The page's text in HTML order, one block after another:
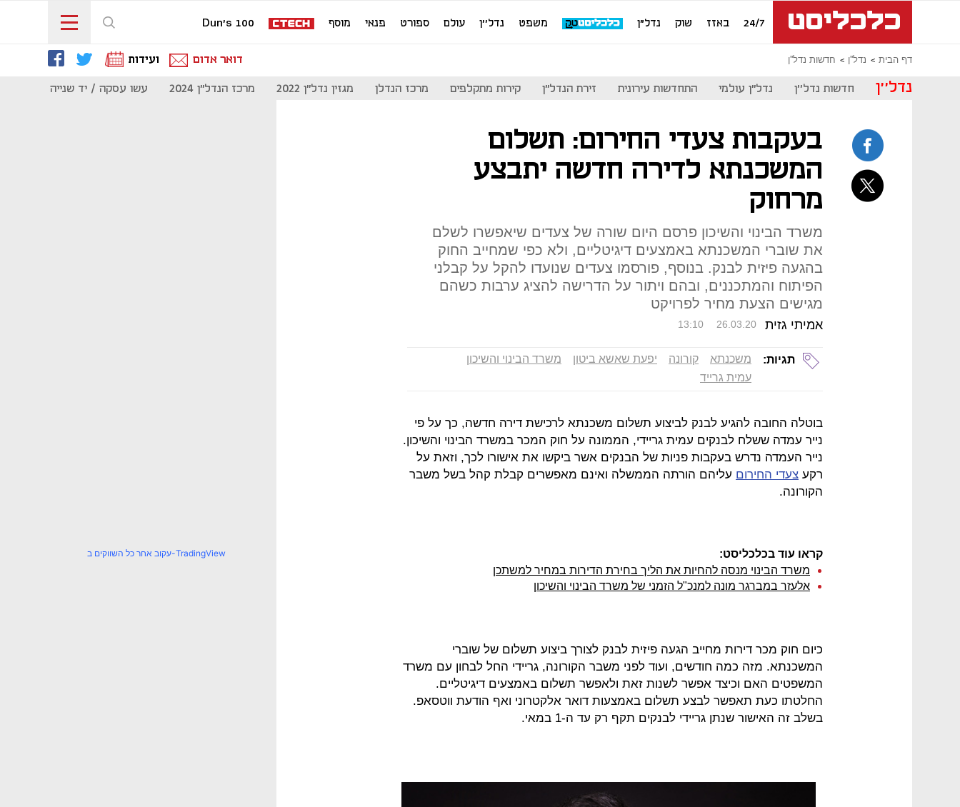
24/7 באזז שוק נדל"ן משפט נדל''ן עולם ספורט פנאי מוסף Dun's 100
דף הבית נדל''ן חדשות נדל''ן דואר אדום ועידות
נדל''ן חדשות נדל''ן נדל"ן עולמי התחדשות עירונית זירת הנדל"ן קירות מתקלפים מרכז הנדלן מגזין נדל"ן 2022 מרכז הנדל"ן 2024 עשו עסקה / יד שנייה
בעקבות צעדי החירום: תשלום
המשכנתא לדירה חדשה יתבצע
מרחוק
משרד הבינוי והשיכון פרסם היום שורה של צעדים שיאפשרו לשלם
את שוברי המשכנתא באמצעים דיגיטליים, ולא כפי שמחייב החוק
בהגעה פיזית לבנק. בנוסף, פורסמו צעדים שנועדו להקל על קבלני
הפיתוח והמתכננים, ובהם ויתור על הדרישה להציג ערבות כשהם
מגישים הצעת מחיר לפרויקט
אמיתי גזית 13:10 26.03.20
תגיות: משכנתא קורונה יפעת שאשא ביטון
משרד הבינוי והשיכון
עמית גרייד
בוטלה החובה להגיע לבנק לביצוע תשלום משכנתא לרכישת דירה חדשה, כך על פי
נייר עמדה ששלח לבנקים עמית גריידי, הממונה על חוק המכר במשרד הבינוי והשיכון.
נייר העמדה נדרש בעקבות פניות של הבנקים אשר ביקשו את אישורו לכך, וזאת על
רקע צעדי החירום עליהם הורתה הממשלה ואינם מאפשרים קבלת קהל בשל משבר
הקורונה.
קראו עוד בכלכליסט:
משרד הבינוי מנסה להחיות את הליך בחירת הדירות במחיר למשתכן
אלעזר במברגר מונה למנכ"ל הזמני של משרד הבינוי והשיכון
כיום חוק מכר דירות מחייב הגעה פיזית לבנק לצורך ביצוע תשלום של שוברי
המשכנתא. מזה כמה חודשים, ועוד לפני משבר הקורונה, גריידי החל לבחון עם משרד
המשפטים האם וכיצד אפשר לשנות זאת ולאפשר תשלום באמצעים דיגיטליים.
החלטתו כעת תאפשר לבצע תשלום באמצעות דואר אלקטרוני ואף הודעת ווטסאפ.
בשלב זה האישור שנתן גריידי לבנקים תקף רק עד ה-1 במאי.
עקוב אחר כל השווקים ב-TradingView